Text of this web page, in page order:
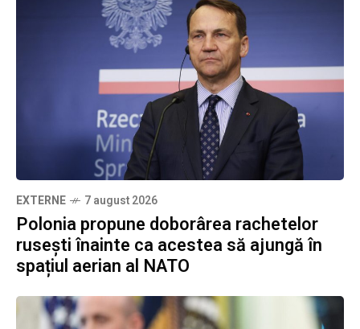
EXTERNE 7 august 2026
Polonia propune doborârea rachetelor
rusești înainte ca acestea să ajungă în
spațiul aerian al NATO